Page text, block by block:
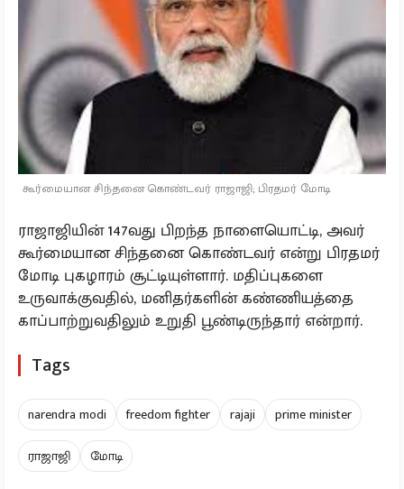
கூர்மையான சிந்தனை கொண்டவர் ராஜாஜி; பிரதமர் மோடி
ராஜாஜியின் 147வது பிறந்த நாளையொட்டி, அவர்
கூர்மையான சிந்தனை கொண்டவர் என்று பிரதமர்
மோடி புகழாரம் சூட்டியுள்ளார். மதிப்புகளை
உருவாக்குவதில், மனிதர்களின் கண்ணியத்தை
காப்பாற்றுவதிலும் உறுதி பூண்டிருந்தார் என்றார்.
Tags
narendra modi freedom fighter rajaji
prime minister
ராஜாஜி
மோடி